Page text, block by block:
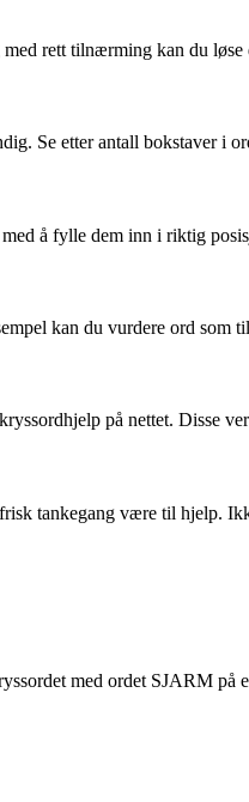
rett tilnærming kan du
Se etter antall bokstaver i
å fylle dem inn i riktig
kan du vurdere ord som
på nettet. Disse
tankegang være til hjelp.
med ordet SJARM